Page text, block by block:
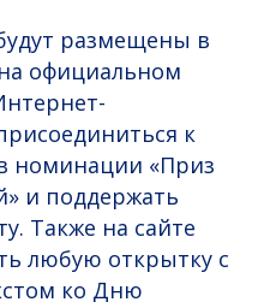
размещены в
официальном
к
номинации «Приз
и поддержать
Также на сайте
любую открытку с
ко Дню